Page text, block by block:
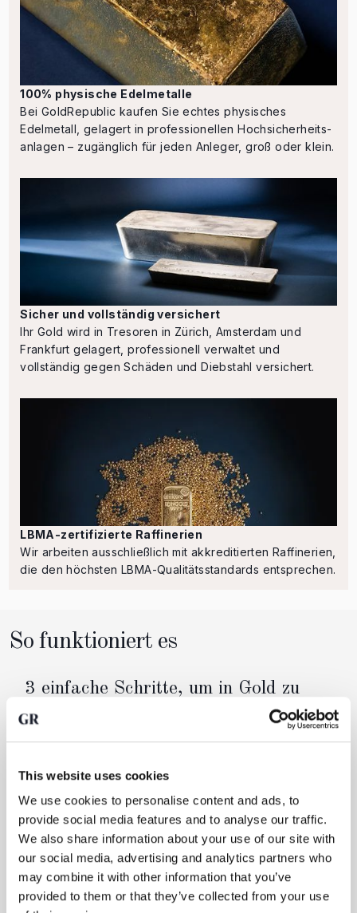
This website uses cookies
We use cookies to personalise content and ads, to
provide social media features and to analyse our traffic.
We also share information about your use of our site with
our social media, advertising and analytics partners who
may combine it with other information that you’ve
provided to them or that they’ve collected from your use
100% physische Edelmetalle
Bei GoldRepublic kaufen Sie echtes physisches
Edelmetall, gelagert in professionellen Hochsicherheits­
anlagen – zugänglich für jeden Anleger, groß oder klein.
Sicher und vollständig versichert
Ihr Gold wird in Tresoren in Zürich, Amsterdam und
Frankfurt gelagert, professionell verwaltet und
vollständig gegen Schäden und Diebstahl versichert.
LBMA-zertifizierte Raffinerien
Wir arbeiten ausschließlich mit akkreditierten Raffinerien,
die den höchsten LBMA-Qualitätsstandards entsprechen.
So funktioniert es
3 einfache Schritte, um in Gold zu
investieren
Sie kaufen echtes, physisches Edelmetall über Ihr
die Raffinerie weiter, wo ein neu gegossener
Barren hergestellt wird. Sie sind Alleineigentümer
eines Barrens, wenn Sie einen spezifischen
Barren reservieren, oder andernfalls
Miteigentümer eines oder mehrerer Barren.